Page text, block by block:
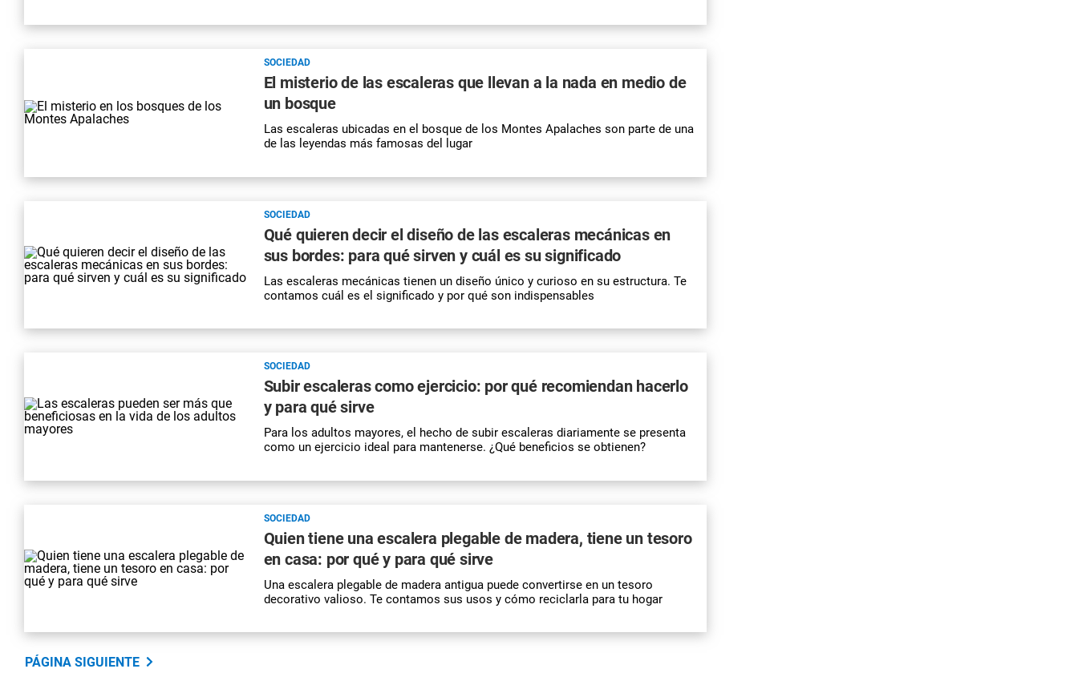
SOCIEDAD
El misterio de las escaleras que llevan a la nada en medio de
un bosque
Las escaleras ubicadas en el bosque de los Montes Apalaches son parte de una
de las leyendas más famosas del lugar
SOCIEDAD
Qué quieren decir el diseño de las escaleras mecánicas en
sus bordes: para qué sirven y cuál es su significado
Las escaleras mecánicas tienen un diseño único y curioso en su estructura. Te
contamos cuál es el significado y por qué son indispensables
SOCIEDAD
Subir escaleras como ejercicio: por qué recomiendan hacerlo
y para qué sirve
Para los adultos mayores, el hecho de subir escaleras diariamente se presenta
como un ejercicio ideal para mantenerse. ¿Qué beneficios se obtienen?
SOCIEDAD
Quien tiene una escalera plegable de madera, tiene un tesoro
en casa: por qué y para qué sirve
Una escalera plegable de madera antigua puede convertirse en un tesoro
decorativo valioso. Te contamos sus usos y cómo reciclarla para tu hogar
PÁGINA SIGUIENTE